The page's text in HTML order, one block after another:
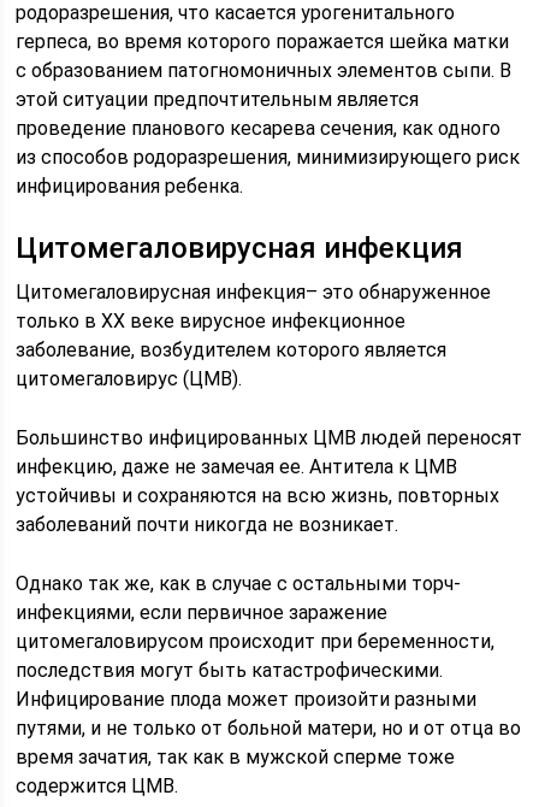
родоразрешения, что касается урогенитального
герпеса, во время которого поражается шейка матки
с образованием патогномоничных элементов сыпи. В
этой ситуации предпочтительным является
проведение планового кесарева сечения, как одного
из способов родоразрешения, минимизирующего риск
инфицирования ребенка.
Цитомегаловирусная инфекция
Цитомегаловирусная инфекция– это обнаруженное
только в ХХ веке вирусное инфекционное
заболевание, возбудителем которого является
цитомегаловирус (ЦМВ).
Большинство инфицированных ЦМВ людей переносят
инфекцию, даже не замечая ее. Антитела к ЦМВ
устойчивы и сохраняются на всю жизнь, повторных
заболеваний почти никогда не возникает.
Однако так же, как в случае с остальными торч-
инфекциями, если первичное заражение
цитомегаловирусом происходит при беременности,
последствия могут быть катастрофическими.
Инфицирование плода может произойти разными
путями, и не только от больной матери, но и от отца во
время зачатия, так как в мужской сперме тоже
содержится ЦМВ.